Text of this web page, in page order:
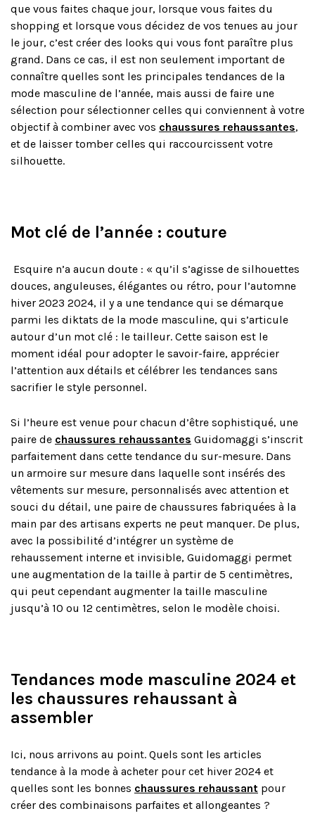
que vous faites chaque jour, lorsque vous faites du
shopping et lorsque vous décidez de vos tenues au jour
le jour, c’est créer des looks qui vous font paraître plus
grand. Dans ce cas, il est non seulement important de
connaître quelles sont les principales tendances de la
mode masculine de l’année, mais aussi de faire une
sélection pour sélectionner celles qui conviennent à votre
objectif à combiner avec vos chaussures rehaussantes,
et de laisser tomber celles qui raccourcissent votre
silhouette.
Mot clé de l’année : couture
Esquire n’a aucun doute : « qu’il s’agisse de silhouettes
douces, anguleuses, élégantes ou rétro, pour l’automne
hiver 2023 2024, il y a une tendance qui se démarque
parmi les diktats de la mode masculine, qui s’articule
autour d’un mot clé : le tailleur. Cette saison est le
moment idéal pour adopter le savoir-faire, apprécier
l’attention aux détails et célébrer les tendances sans
sacrifier le style personnel.
Si l’heure est venue pour chacun d’être sophistiqué, une
paire de chaussures rehaussantes Guidomaggi s’inscrit
parfaitement dans cette tendance du sur-mesure. Dans
un armoire sur mesure dans laquelle sont insérés des
vêtements sur mesure, personnalisés avec attention et
souci du détail, une paire de chaussures fabriquées à la
main par des artisans experts ne peut manquer. De plus,
avec la possibilité d’intégrer un système de
rehaussement interne et invisible, Guidomaggi permet
une augmentation de la taille à partir de 5 centimètres,
qui peut cependant augmenter la taille masculine
jusqu’à 10 ou 12 centimètres, selon le modèle choisi.
Tendances mode masculine 2024 et
les chaussures rehaussant à
assembler
Ici, nous arrivons au point. Quels sont les articles
tendance à la mode à acheter pour cet hiver 2024 et
quelles sont les bonnes chaussures rehaussant pour
créer des combinaisons parfaites et allongeantes ?